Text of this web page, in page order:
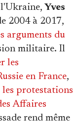
l'Ukraine,Yves
2004 à 2017,
arguments du
militaire. Il
les
en France,
les protestations
Affaires
rend même